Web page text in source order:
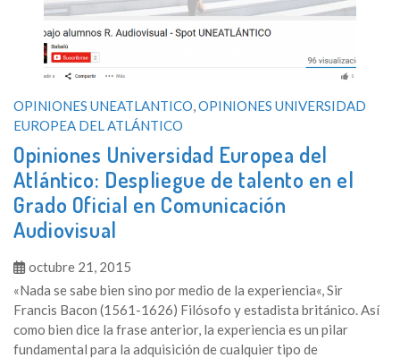
OPINIONES UNEATLANTICO,OPINIONES UNIVERSIDAD
EUROPEA DEL ATLÁNTICO
Opiniones Universidad Europea del
Atlántico: Despliegue de talento en el
Grado Oficial en Comunicación
Audiovisual
octubre 21, 2015
«Nada se sabe bien sino por medio de la experiencia«, Sir
Francis Bacon (1561-1626) Filósofo y estadista británico. Así
como bien dice la frase anterior, la experiencia es un pilar
fundamental para la adquisición de cualquier tipo de